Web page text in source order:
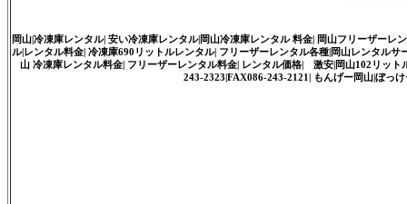
岡山|冷凍庫レンタル| 安い冷凍庫レンタル|岡山冷凍庫レンタル 料金| 岡山フリーザー
ル|レンタル料金| 冷凍庫690リットルレンタル| フリーザーレンタル各種|岡山レンタル
山 冷凍庫レンタル料金| フリーザーレンタル料金| レンタル価格| 激安|岡山102リッ
243-2323|FAX086-243-2121| もんげー岡山|ぼっ